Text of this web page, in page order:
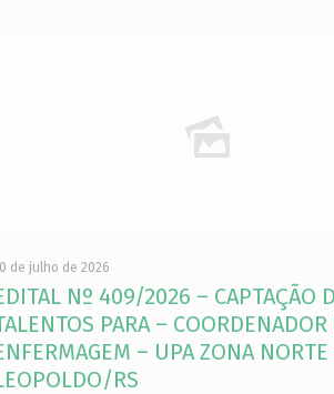
de julho de 2026
Nº 409/2026 – CAPTAÇÃO
PARA – COORDENADOR
– UPA ZONA NORTE
RS